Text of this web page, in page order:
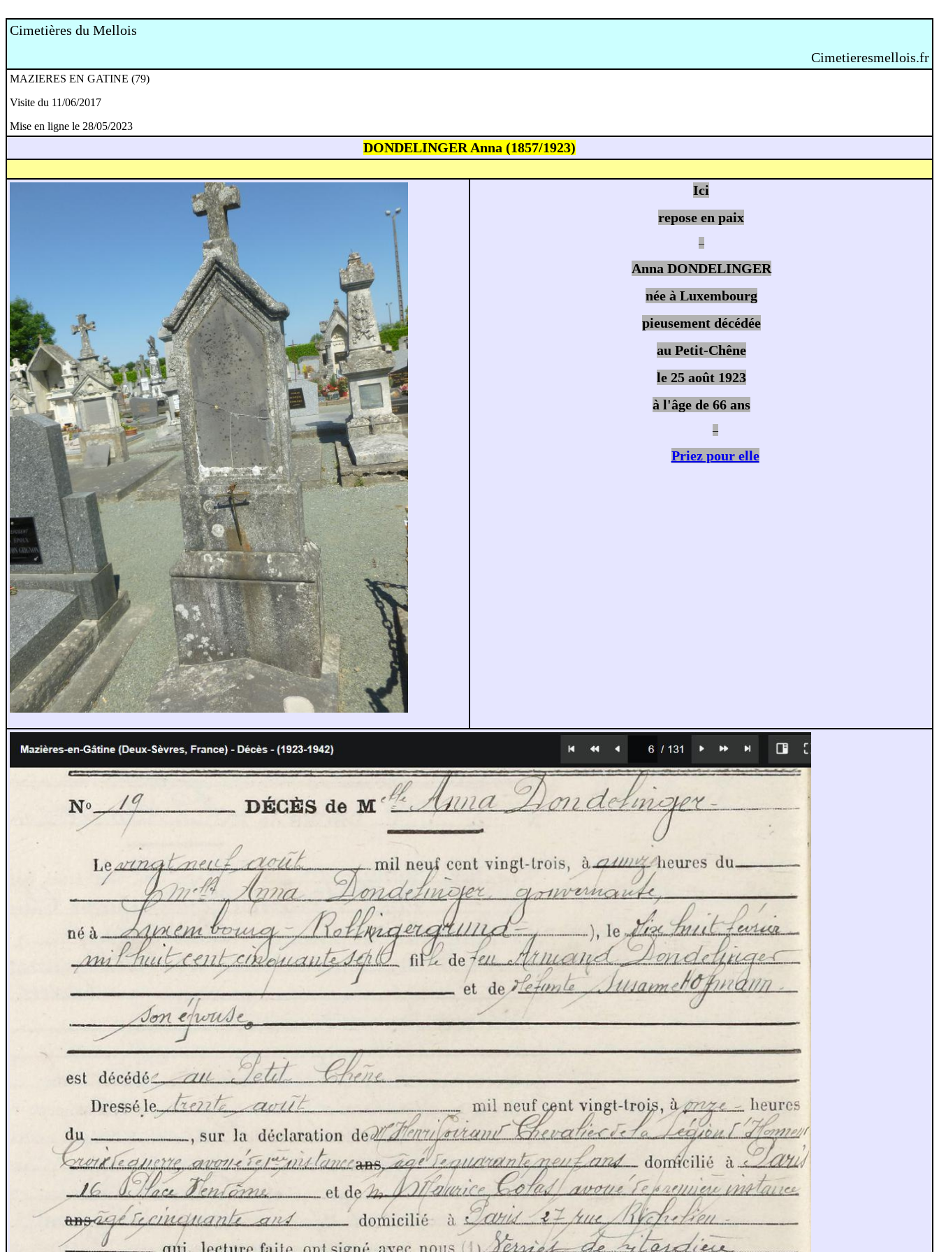
Cimetières du Mellois
Cimetieresmellois.fr
MAZIERES EN GATINE (79)
Visite du 11/06/2017
Mise en ligne le 28/05/2023
DONDELINGER Anna (1857/1923)
Ici
repose en paix
–
Anna DONDELINGER
née à Luxembourg
pieusement décédée
au Petit-Chêne
le 25 août 1923
à l'âge de 66 ans
–
Priez pour elle